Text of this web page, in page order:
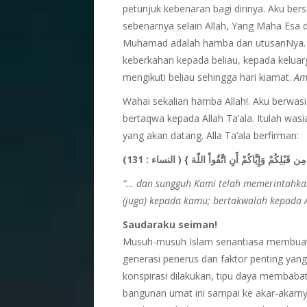
petunjuk kebenaran bagi dirinya. Aku
sebenarnya selain Allah, Yang Maha
Muhamad adalah hamba dan
keberkahan kepada beliau, kepada
mengikuti beliau sehingga hari kiamat.
Wahai sekalian hamba Allah!. Aku
bertaqwa kepada Allah Ta’ala. Itulah
yang akan datang. Alla Ta’ala berfirman:
قَبْلِكُمْ وَإِيَّاكُمْ أَنِ اتَّقُواْ اللّهَ} ( النساء : 131)
“… dan sungguh Kami telah
(juga) kepada kamu; bertakwalah kepada
Saudaraku seiman!
Musuh-musuh Islam senantiasa
generasi penerus dan faktor penting
konspirasi dilakukan, tipu daya
bangunan umat ini sampai ke akar-